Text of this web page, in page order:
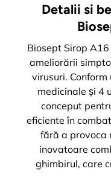
Detalii si
Biosept Sirop
ameliorării
virusuri.
medicinale și 4
conceput
eficiente în
fără a provoca
inovatoare
ghimbirul, care